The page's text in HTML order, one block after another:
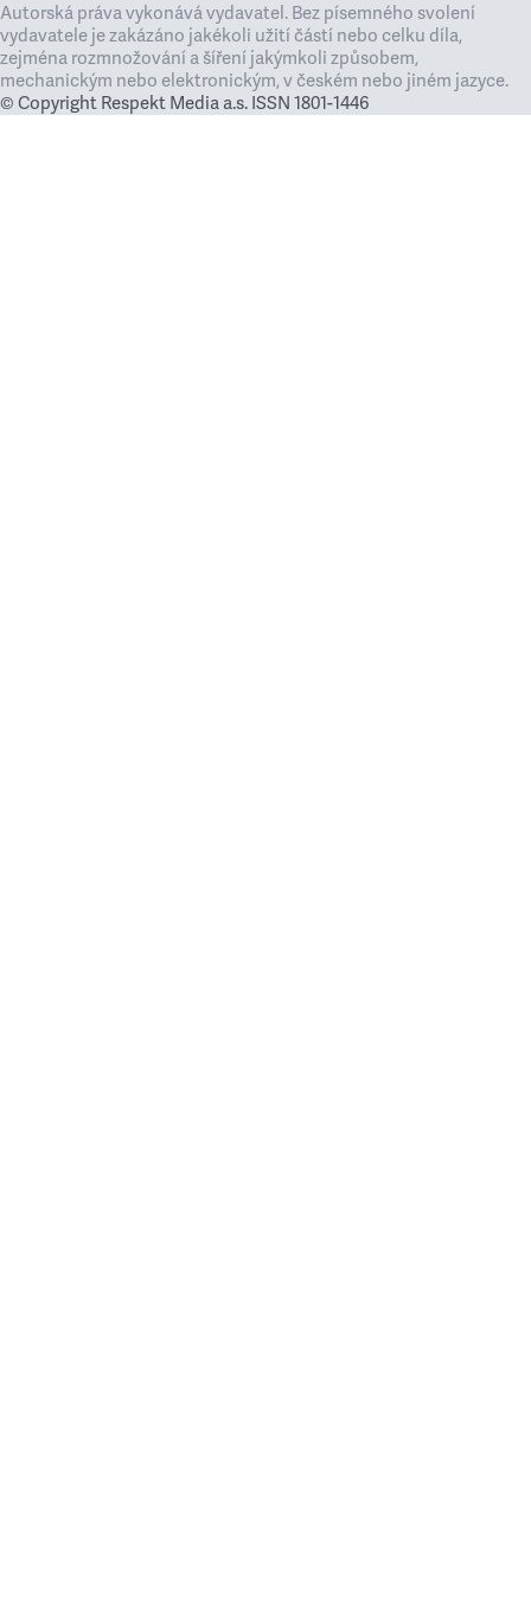
Autorská práva vykonává vydavatel. Bez písemného svolení
vydavatele je zakázáno jakékoli užití částí nebo celku díla,
zejména rozmnožování a šíření jakýmkoli způsobem,
mechanickým nebo elektronickým, v českém nebo jiném jazyce.
© Copyright Respekt Media a.s. ISSN 1801-1446